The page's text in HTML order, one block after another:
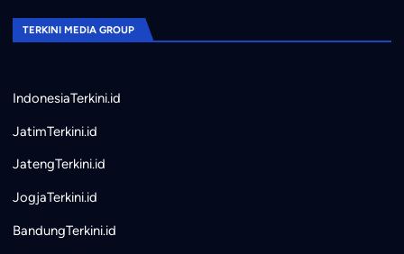
TERKINI MEDIA GROUP
IndonesiaTerkini.id
JatimTerkini.id
JatengTerkini.id
JogjaTerkini.id
BandungTerkini.id